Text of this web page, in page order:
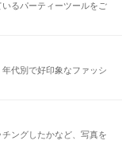
るパーティーツールをご
代別で好印象なファッシ
ングしたかなど、写真を